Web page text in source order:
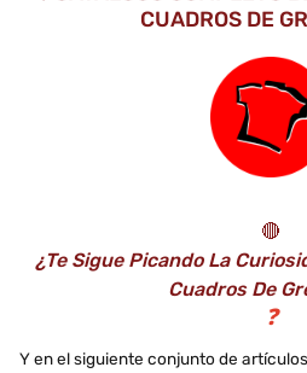
CUADROS DE
🔴
¿Te Sigue Picando La
Cuadros De
❓
Y en el siguiente conjunto de